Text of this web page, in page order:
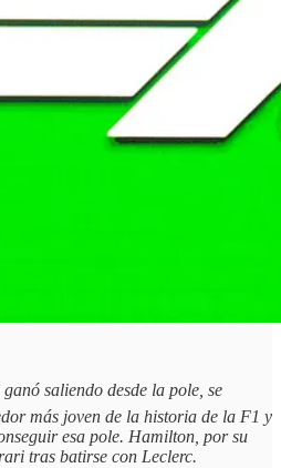
saliendo desde la pole, se
más joven de la historia de la F1 y
esa pole. Hamilton, por su
tras batirse con Leclerc.